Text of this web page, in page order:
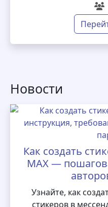
Новости
Как создать
MAX —
Узнайте, как
стикеров в